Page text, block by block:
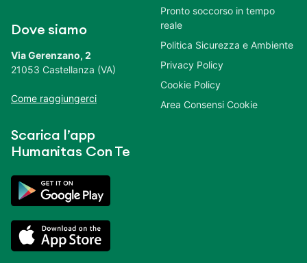
Dove siamo
Via Gerenzano, 2
21053 Castellanza (VA)
Come raggiungerci
Scarica l’app
Humanitas Con Te
Pronto soccorso in tempo
reale
Politica Sicurezza e Ambiente
Privacy Policy
Cookie Policy
Area Consensi Cookie